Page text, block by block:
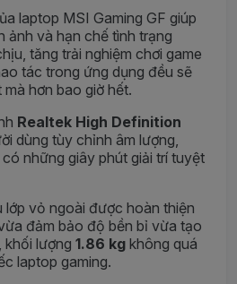
laptop MSI Gaming GF giúp
ảnh và hạn chế tình trạng
tăng trải nghiệm chơi game
tác trong ứng dụng đều sẽ
hơn bao giờ hết.
Realtek High Definition
dùng tùy chỉnh âm lượng,
những giây phút giải trí tuyệt
lớp vỏ ngoài được hoàn thiện
đảm bảo độ bền bỉ vừa tạo
khối lượng 1.86 kg không quá
laptop gaming.